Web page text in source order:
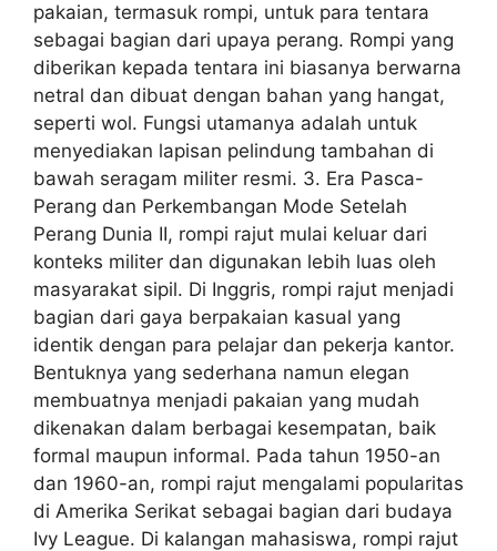
pakaian, termasuk rompi, untuk para tentara
sebagai bagian dari upaya perang. Rompi yang
diberikan kepada tentara ini biasanya berwarna
netral dan dibuat dengan bahan yang hangat,
seperti wol. Fungsi utamanya adalah untuk
menyediakan lapisan pelindung tambahan di
bawah seragam militer resmi. 3. Era Pasca-
Perang dan Perkembangan Mode Setelah
Perang Dunia II, rompi rajut mulai keluar dari
konteks militer dan digunakan lebih luas oleh
masyarakat sipil. Di Inggris, rompi rajut menjadi
bagian dari gaya berpakaian kasual yang
identik dengan para pelajar dan pekerja kantor.
Bentuknya yang sederhana namun elegan
membuatnya menjadi pakaian yang mudah
dikenakan dalam berbagai kesempatan, baik
formal maupun informal. Pada tahun 1950-an
dan 1960-an, rompi rajut mengalami popularitas
di Amerika Serikat sebagai bagian dari budaya
Ivy League. Di kalangan mahasiswa, rompi rajut